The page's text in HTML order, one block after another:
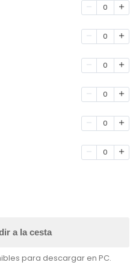
0
0
0
0
0
0
a la cesta
para descargar en PC.